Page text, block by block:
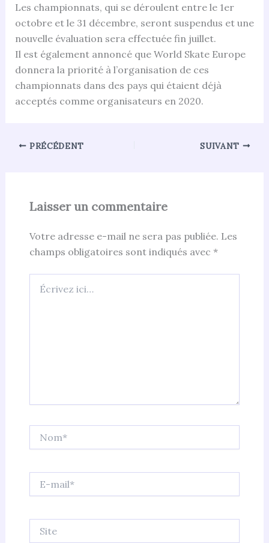
Les championnats, qui se déroulent entre le 1er
octobre et le 31 décembre, seront suspendus et une
nouvelle évaluation sera effectuée fin juillet.
Il est également annoncé que World Skate Europe
donnera la priorité à l’organisation de ces
championnats dans des pays qui étaient déjà
acceptés comme organisateurs en 2020.
PRÉCÉDENT SUIVANT
Laisser un commentaire
Votre adresse e-mail ne sera pas publiée. Les
champs obligatoires sont indiqués avec *
ici…
mail*